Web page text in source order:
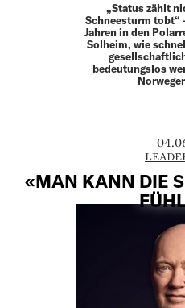
„Status zählt
Schneesturm tobt“
Jahren in den
Solheim, wie
bedeutungslos
«MAN KANN DIE